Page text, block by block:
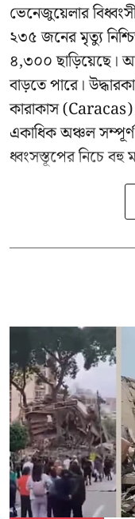
ভেনেজুয়েলার
২৩৫ জনের মৃত্যু
৪,৩০০ ছাড়িয়েছে।
বাড়তে পারে।
কারাকাস (Caracas)
একাধিক অঞ্চল
ধ্বংসস্তূপের নিচে